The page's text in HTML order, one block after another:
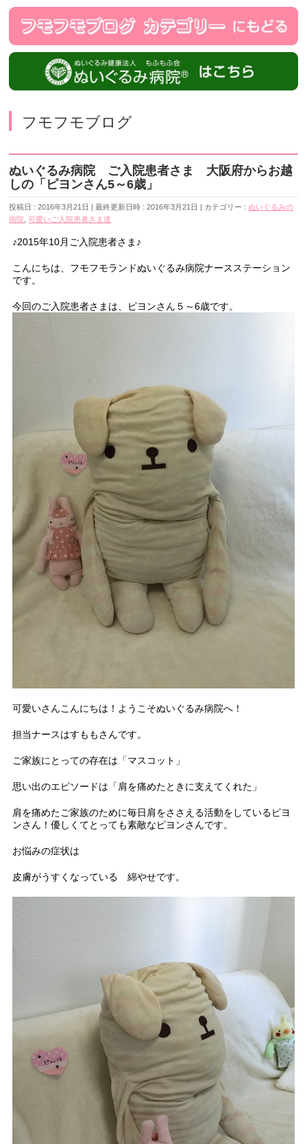
フモフモブログ
ぬいぐるみ病院 ご入院患者さま 大阪府からお越
しの「ピヨンさん5～6歳」
投稿日 : 2016年3月21日 最終更新日時 : 2016年3月21日 カテゴリー :ぬいぐるみの
病院 ,可愛いご入院患者さま達
♪2015年10月ご入院患者さま♪
こんにちは、フモフモランドぬいぐるみ病院ナースステーション
です。
今回のご入院患者さまは、ピヨンさん５～6歳です。
可愛いさんこんにちは！ようこそぬいぐるみ病院へ！
担当ナースはすももさんです。
ご家族にとっての存在は「マスコット」
思い出のエピソードは「肩を痛めたときに支えてくれた」
肩を痛めたご家族のために毎日肩をささえる活動をしているピヨ
ンさん！優しくてとっても素敵なピヨンさんです。
お悩みの症状は
皮膚がうすくなっている 綿やせです。